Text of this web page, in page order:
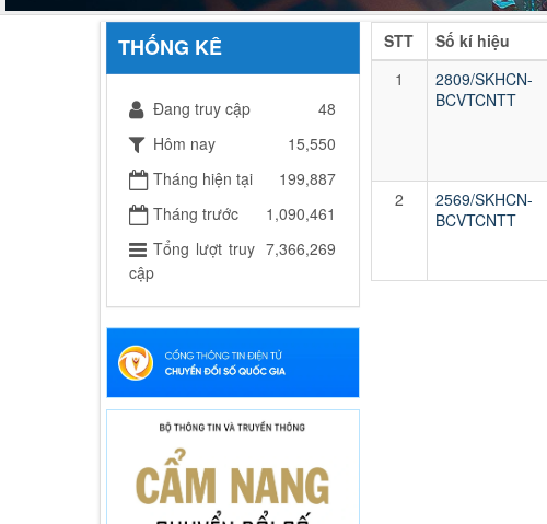
STT Số kí hiệu
1
2809/SKHCN-
BCVTCNTT
2
2569/SKHCN-
BCVTCNTT
THỐNG KÊ
Đang truy cập
48
Hôm nay
15,550
Tháng hiện tại
199,887
Tháng trước
1,090,461
Tổng lượt truy
cập
7,366,269